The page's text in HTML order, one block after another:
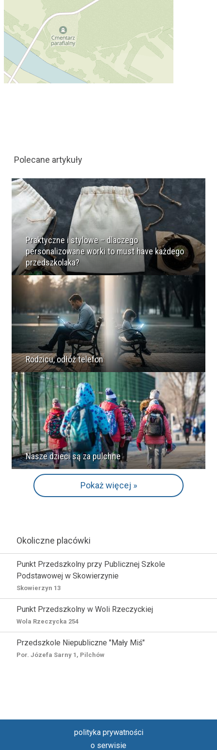
Polecane artykuły
Praktyczne i stylowe – dlaczego
personalizowane worki to must have każdego
przedszkolaka?
Rodzicu, odłóż telefon
Nasze dzieci są za pulchne
Pokaż więcej »
Okoliczne placówki
Punkt Przedszkolny przy Publicznej Szkole
Podstawowej w Skowierzynie
Skowierzyn 13
Punkt Przedszkolny w Woli Rzeczyckiej
Wola Rzeczycka 254
Przedszkole Niepubliczne "Mały Miś"
Por. Józefa Sarny 1, Pilchów
polityka prywatności
o serwisie